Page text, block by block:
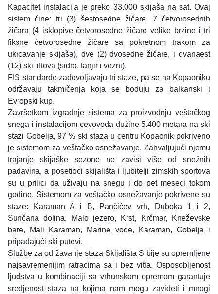
Kapacitet instalacija je preko 33.000 skijaša na sat. Ovaj
sistem čine: tri (3) šestosedne žičare, 7 četvorosednih
žičara (4 isklopive četvorosedne žičare velike brzine i tri
fiksne četvorosedne žičare sa pokretnom trakom za
ukrcavanje skijaša), dve (2) dvosedne žičare, i dvanaest
(12) ski liftova (sidro, tanjir i vezni).
FIS standarde zadovoljavaju tri staze, pa se na Kopaoniku
održavaju takmičenja koja se boduju za balkanski i
Evropski kup.
Završetkom izgradnje sistema za proizvodnju veštačkog
snega i instalacijom cevovoda dužine 5.400 metara na ski
stazi Gobelja, 97 % ski staza u centru Kopaonik pokriveno
je sistemom za veštačko osnežavanje. Zahvaljujući njemu
trajanje skijaške sezone ne zavisi više od snežnih
padavina, a posetioci skijališta i ljubitelji zimskih sportova
su u prilici da uživaju na snegu i do pet meseci tokom
godine. Sistemom za veštačko osnežavanje pokrivene su
staze: Karaman A i B, Pančićev vrh, Duboka 1 i 2,
Sunčana dolina, Malo jezero, Krst, Krčmar, Kneževske
bare, Mali Karaman, Marine vode, Karaman, Gobelja i
pripadajući ski putevi.
Službe za održavanje staza Skijališta Srbije su opremljene
najsavremenijim ratracima sa i bez vitla. Osposobljenost
ljudstva u kombinaciji sa vrhunskom opremom garantuje
sredjenost staza na kojima nam mogu zavideti i mnogi